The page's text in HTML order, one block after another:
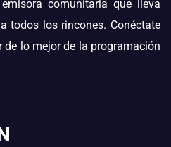
comunitaria que lleva
todos los rincones. Conéctate
lo mejor de la programación